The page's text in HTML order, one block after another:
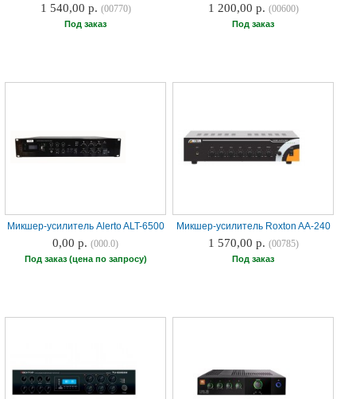
1 540,00 р. (00770)
Под заказ
1 200,00 р. (00600)
Под заказ
Микшер-усилитель Alerto ALT-6500
0,00 р.(000.0)
Под заказ (цена по запросу)
Микшер-усилитель Roxton AA-240
1 570,00 р. (00785)
Под заказ